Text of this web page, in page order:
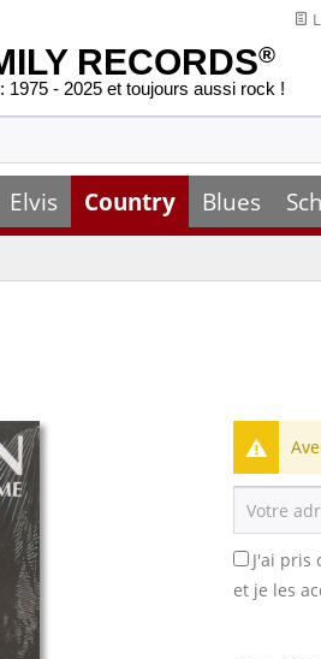
RECORDS®
1975 - 2025 et toujours aussi rock !
Elvis Country Blues
J'ai pris
et je les